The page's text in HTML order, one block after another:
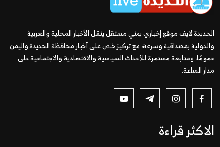
الحديدة لايف موقع إخباري يمني مستقل ينقل الأخبار المحلية والعربية
والدولية بمصداقية وسرعة، مع تركيز خاص على أخبار محافظة الحديدة واليمن
عمومًا، ومتابعة مستمرة للأحداث السياسية والاقتصادية والاجتماعية على
مدار الساعة.
الاكثر قراءة